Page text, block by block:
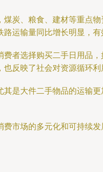
炭、粮食、建材等重点
运输量同比增长明显，有
者选择购买二手日用品
反映了社会对资源循环利
是大件二手物品的运输
市场的多元化和可持续